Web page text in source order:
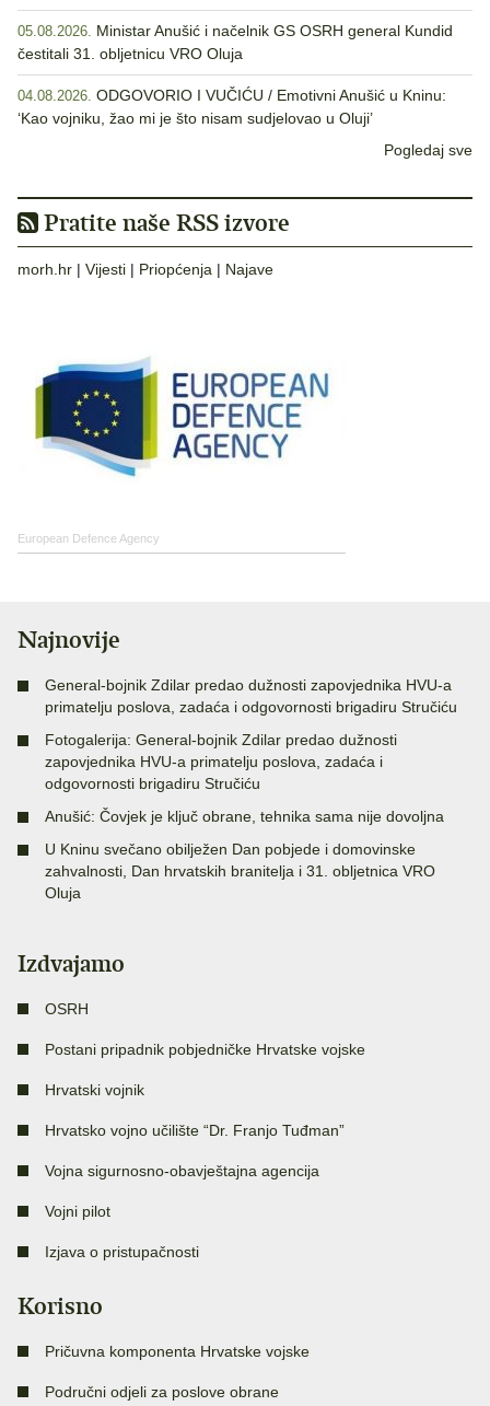
05.08.2026. Ministar Anušić i načelnik GS OSRH general Kundid
čestitali 31. obljetnicu VRO Oluja
04.08.2026. ODGOVORIO I VUČIĆU / Emotivni Anušić u Kninu:
‘Kao vojniku, žao mi je što nisam sudjelovao u Oluji’
Pogledaj sve
Pratite naše RSS izvore
morh.hr | Vijesti | Priopćenja | Najave
European Defence Agency
Najnovije
General-bojnik Zdilar predao dužnosti zapovjednika HVU-a
primatelju poslova, zadaća i odgovornosti brigadiru Stručiću
Fotogalerija: General-bojnik Zdilar predao dužnosti
zapovjednika HVU-a primatelju poslova, zadaća i
odgovornosti brigadiru Stručiću
Anušić: Čovjek je ključ obrane, tehnika sama nije dovoljna
U Kninu svečano obilježen Dan pobjede i domovinske
zahvalnosti, Dan hrvatskih branitelja i 31. obljetnica VRO
Oluja
Izdvajamo
OSRH
Postani pripadnik pobjedničke Hrvatske vojske
Hrvatski vojnik
Hrvatsko vojno učilište “Dr. Franjo Tuđman”
Vojna sigurnosno-obavještajna agencija
Vojni pilot
Izjava o pristupačnosti
Korisno
Pričuvna komponenta Hrvatske vojske
Područni odjeli za poslove obrane